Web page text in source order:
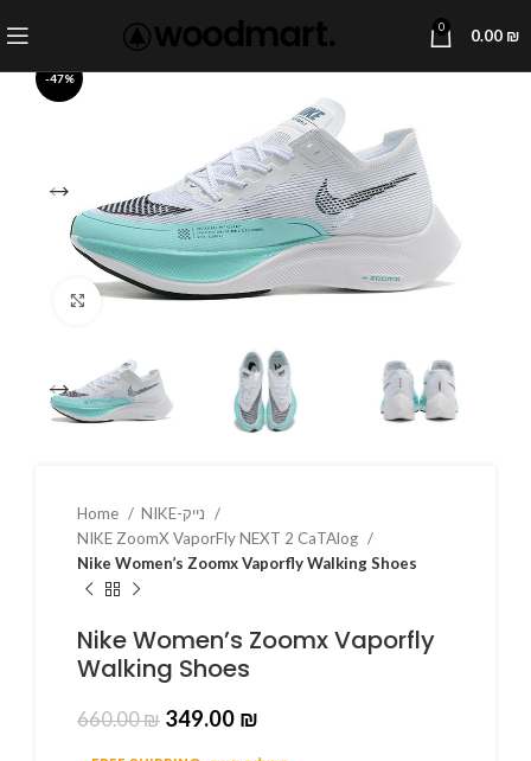
0 0.00 ₪
-47%
Click to enlarge
Home
NIKE ZoomX VaporFly NEXT 2 CaTAlog
Nike Women’s Zoomx Vaporfly Walking Shoes
Nike Women’s Zoomx Vaporfly
Walking Shoes
660.00₪ 349.00 ₪